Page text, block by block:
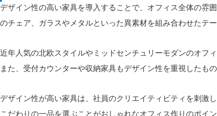
デザイン性の高い家具を導入することで、オフィス全体の雰
のチェア、ガラスやメタルといった異素材を組み合わせたテ
近年人気の北欧スタイルやミッドセンチュリーモダンのオフ
また、受付カウンターや収納家具もデザイン性を重視したも
デザイン性が高い家具は、社員のクリエイティビティを刺激
こだわりの一品を選ぶことがおしゃれなオフィス作りのポイ